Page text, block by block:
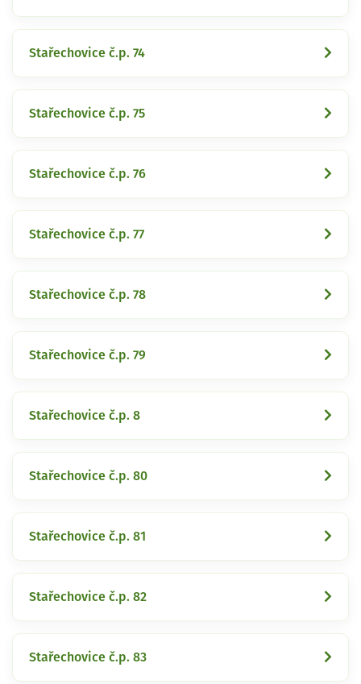
Stařechovice č.p. 74
Stařechovice č.p. 75
Stařechovice č.p. 76
Stařechovice č.p. 77
Stařechovice č.p. 78
Stařechovice č.p. 79
Stařechovice č.p. 8
Stařechovice č.p. 80
Stařechovice č.p. 81
Stařechovice č.p. 82
Stařechovice č.p. 83